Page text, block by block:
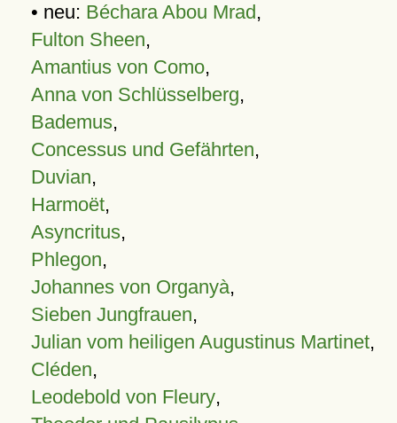
• neu: Béchara Abou Mrad,
Fulton Sheen,
Amantius von Como,
Anna von Schlüsselberg,
Bademus,
Concessus und Gefährten,
Duvian,
Harmoët,
Asyncritus,
Phlegon,
Johannes von Organyà,
Sieben Jungfrauen,
Julian vom heiligen Augustinus Martinet,
Cléden,
Leodebold von Fleury,